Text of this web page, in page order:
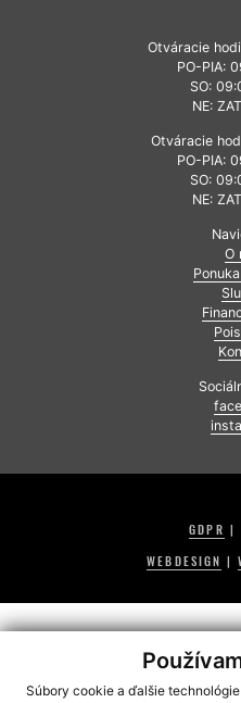
Súbory cookie a ďalšie
Otváracie
PO-PIA:
SO:
NE:
Otváracie
PO-PIA:
SO:
NE:
O
GDPR
WEBDESIGN